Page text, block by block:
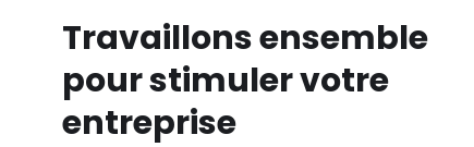
Travaillons ensemble
pour stimuler votre
entreprise